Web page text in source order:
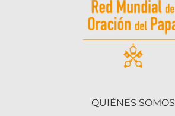
QUIÉNES SOMOS